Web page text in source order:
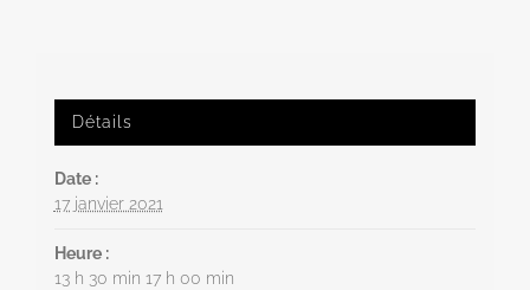
Détails
Date :
17 janvier 2021
Heure :
13 h 30 min 17 h 00 min